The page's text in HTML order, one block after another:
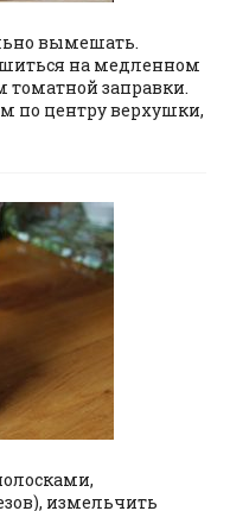
вымешать.
на медленном
томатной заправки.
по центру верхушки,
измельчить